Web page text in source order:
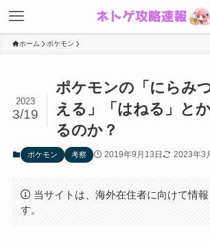
ホーム ポケモン
ポケモンの「にらみ
える」「はねる」と
るのか？
2023
3/19
ポケモン 考察 2019年9月13日 2023年3
当サイトは、海外在住者に向けて情
す。